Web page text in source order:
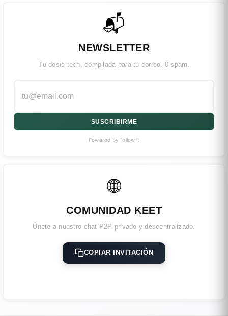
📬
NEWSLETTER
Tu dosis tech, compilada para tu correo. 0 spam.
SUSCRIBIRME
Powered by follow.it
🌐
COMUNIDAD KEET
Únete a nuestro chat P2P privado y descentralizado.
COPIAR INVITACIÓN